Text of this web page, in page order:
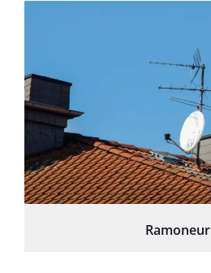
Ramoneur